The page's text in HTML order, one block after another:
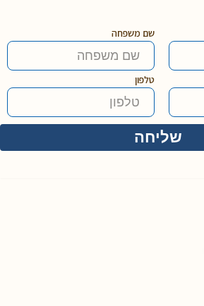
שם משפחה
טלפון